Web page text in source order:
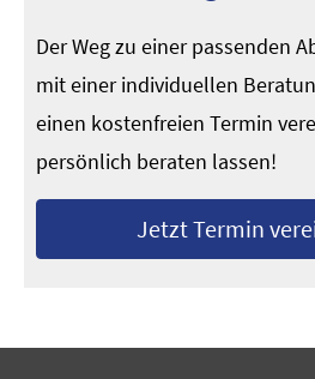
Der Weg zu einer passenden
mit einer individuellen
einen kostenfreien Termin
persönlich beraten lassen!
Jetzt Termin